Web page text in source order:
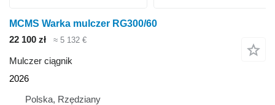
MCMS Warka mulczer RG300/60
22 100 zł
≈ 5 132 €
Mulczer ciągnik
2026
Polska, Rzędziany